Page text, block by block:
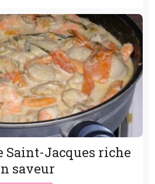
Saint-Jacques riche
saveur